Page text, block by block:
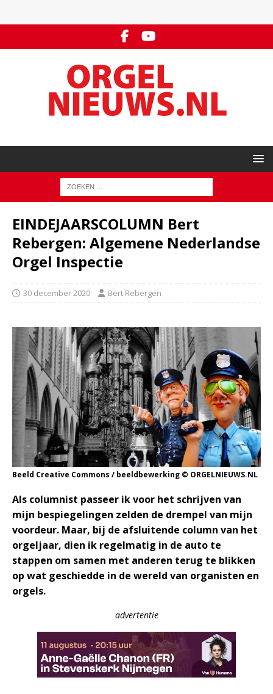
EINDEJAARSCOLUMN Bert
Rebergen: Algemene Nederlandse
Orgel Inspectie
30 december 2020 Bert Rebergen
Beeld Creative Commons / beeldbewerking © ORGELNIEUWS.NL
Als columnist passeer ik voor het schrijven van
mijn bespiegelingen zelden de drempel van mijn
voordeur. Maar, bij de afsluitende column van het
orgeljaar, dien ik regelmatig in de auto te
stappen om samen met anderen terug te blikken
op wat geschiedde in de wereld van organisten en
orgels.
advertentie